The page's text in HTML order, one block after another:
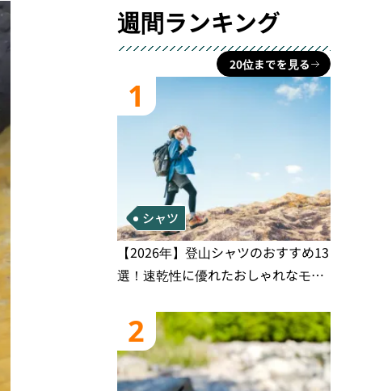
週間ランキング
20位までを見る
1
シャツ
【2026年】登山シャツのおすすめ13
選！速乾性に優れたおしゃれなモデ
2